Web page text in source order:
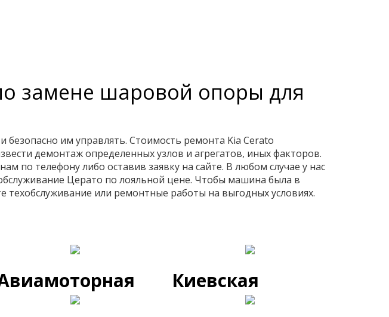
замене шаровой опоры для
им управлять. Стоимость ремонта Kia Cerato
демонтаж определенных узлов и агрегатов, иных факторов.
по телефону либо оставив заявку на сайте. В любом случае у нас
Церато по лояльной цене. Чтобы машина была в
или ремонтные работы на выгодных условиях.
Киевская